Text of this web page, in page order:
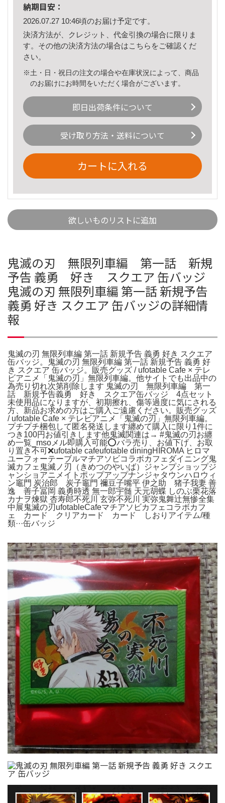
納期目安：
2026.07.27 10:46頃のお届け予定です。
決済方法が、クレジット、代金引換の場合に限りま
す。その他の決済方法の場合はこちら をご確認くだ
さい。
※土・日・祝日の注文の場合や在庫状況によって、商品
のお届けにお時間をいただく場合がございます。
即日出荷条件について
受け取り方法・送料について
カートに入れる
欲しいものリストに追加
鬼滅の刃 無限列車編 第一話 新規
予告 義勇 好き スクエア 缶バッジ
鬼滅の刃 無限列車編 第一話 新規予告
義勇 好き スクエア 缶バッジの詳細情
報
鬼滅の刃 無限列車編 第一話 新規予告 義勇 好き スクエア
缶バッジ。鬼滅の刃 無限列車編 第一話 新規予告 義勇 好
き スクエア 缶バッジ。販売グッズ / ufotable Cafe × テレ
ビアニメ「鬼滅の刃」無限列車編。他サイトでも出品中の
為売り切れ次第削除します 鬼滅の刃 無限列車編 第一
話 新規予告義勇 好き スクエア缶バッジ 4点セット
未使用品になりますが、初期擦れ、傷等過度に気にされる
方、新品お求めの方はご購入ご遠慮ください。販売グッズ
/ ufotable Cafe × テレビアニメ「鬼滅の刃」無限列車編。
プチプチ梱包して匿名発送します纏めて購入に限り1件に
つき100円お値引きします他鬼滅関連は→ #鬼滅の刃お纏
め一覧_msoメル即購入可能⭕️バラ売り、お値下げ、お取
り置き不可❌ufotable cafeufotable diningHIROMA ヒロマ
ユーフォーテーブルマチアソビコラボカフェダイニング鬼
滅カフェ鬼滅ノ刃（きめつのやいば）ジャンプショップジ
ャンショアニメイトポップアップナンジャタウンハロウィ
ン竈門 炭治郎 炭子竈門 禰豆子嘴平 伊之助 猪子我妻 善
逸 善子冨岡 義勇時透 無一郎宇髄 天元胡蝶 しのぶ栗花落
カナヲ煉獄 杏寿郎不死川 玄弥不死川 実弥鬼舞辻無惨全集
中展鬼滅の刃ufotableCafeマチアソビカフェコラボカフ
ェ カード クリアカード カード しおりアイテム/種
類···缶バッジ